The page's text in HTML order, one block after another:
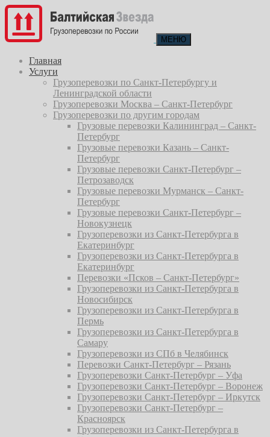
МЕНЮ
Главная
Услуги
Грузоперевозки по Санкт-Петербургу и
Ленинградской области
Грузоперевозки Москва – Санкт-Петербург
Грузоперевозки по другим городам
Грузовые перевозки Калининград – Санкт-
Петербург
Грузовые перевозки Казань – Санкт-
Петербург
Грузовые перевозки Санкт-Петербург –
Петрозаводск
Грузовые перевозки Мурманск – Санкт-
Петербург
Грузовые перевозки Санкт-Петербург –
Новокузнецк
Грузоперевозки из Санкт-Петербурга в
Екатеринбург
Грузоперевозки из Санкт-Петербурга в
Екатеринбург
Перевозки «Псков – Санкт-Петербург»
Грузоперевозки из Санкт-Петербурга в
Новосибирск
Грузоперевозки из Санкт-Петербурга в
Пермь
Грузоперевозки из Санкт-Петербурга в
Самару
Грузоперевозки из СПб в Челябинск
Перевозки Санкт-Петербург – Рязань
Грузоперевозки Санкт-Петербург – Уфа
Грузоперевозки Санкт-Петербург – Воронеж
Грузоперевозки Санкт-Петербург – Иркутск
Грузоперевозки Санкт-Петербург –
Красноярск
Грузоперевозки из Санкт-Петербурга в